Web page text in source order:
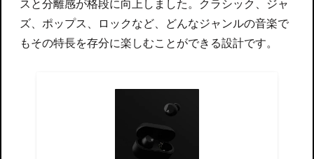
ズ、ポップス、ロックなど、どんなジャンルの音楽で
もその特長を存分に楽しむことができる設計です。